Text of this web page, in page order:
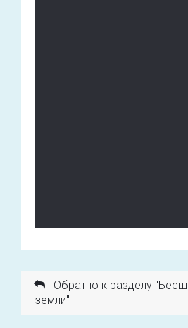
Обратно к разделу
земли"